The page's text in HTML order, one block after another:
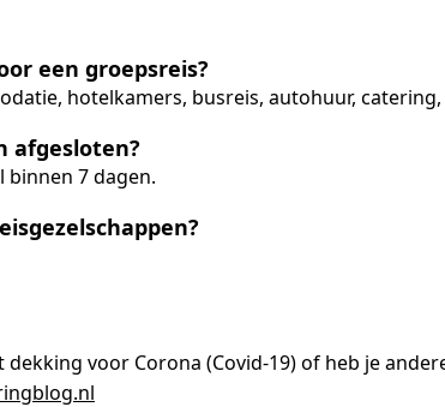
een groepsreis?
hotelkamers, busreis, autohuur,
afgesloten?
binnen 7 dagen.
voor Corona (Covid-19) of heb je